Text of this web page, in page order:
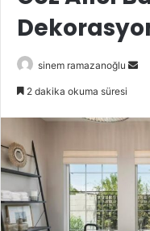
sinem ramazanoğlu
Bir
2 dakika okuma süresi